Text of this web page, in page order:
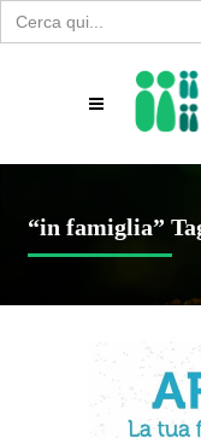
Search
for:
“in famiglia”